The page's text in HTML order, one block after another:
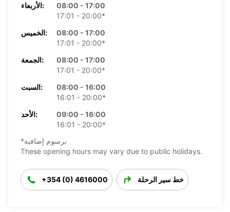
الأربعاء:
08:00 - 17:00
17:01 - 20:00*
الخميس:
08:00 - 17:00
17:01 - 20:00*
الجمعة:
08:00 - 17:00
17:01 - 20:00*
السبت:
08:00 - 16:00
16:01 - 20:00*
الأحد:
09:00 - 16:00
16:01 - 20:00*
*برسوم إضافية
These opening hours may vary due to public holidays.
+354 (0) 4616000 خط سير الرحلة